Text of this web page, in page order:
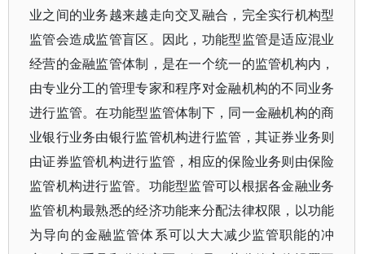
业之间的业务越来越走向交叉融合，完全实行机构型
监管会造成监管盲区。因此，功能型监管是适应混业
经营的金融监管体制，是在一个统一的监管机构内，
由专业分工的管理专家和程序对金融机构的不同业务
进行监管。在功能型监管体制下，同一金融机构的商
业银行业务由银行监管机构进行监管，其证券业务则
由证券监管机构进行监管，相应的保险业务则由保险
监管机构进行监管。功能型监管可以根据各金融业务
监管机构最熟悉的经济功能来分配法律权限，以功能
为导向的金融监管体系可以大大减少监管职能的冲